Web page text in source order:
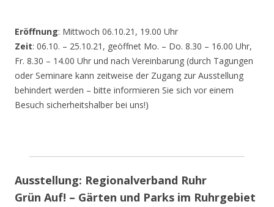
Eröffnung: Mittwoch 06.10.21, 19.00 Uhr
Zeit: 06.10. – 25.10.21, geöffnet Mo. – Do. 8.30 – 16.00 Uhr,
Fr. 8.30 – 14.00 Uhr und nach Vereinbarung (durch Tagungen
oder Seminare kann zeitweise der Zugang zur Ausstellung
behindert werden – bitte informieren Sie sich vor einem
Besuch sicherheitshalber bei uns!)
Ausstellung: Regionalverband Ruhr
Grün Auf! – Gärten und Parks im Ruhrgebiet